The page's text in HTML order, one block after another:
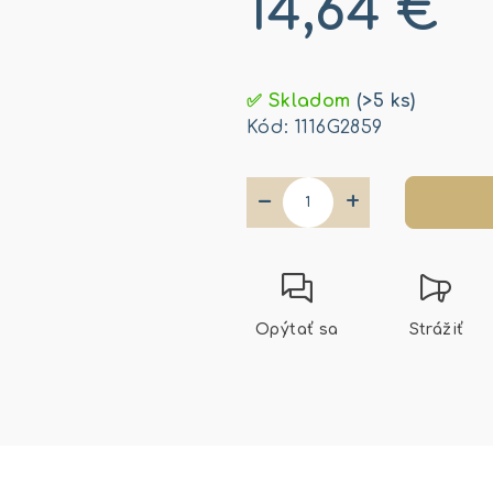
14,64 €
cena:
✅ Skladom (>5 ks)
Kód: 1116G2859
+
−
Opýtať sa Strážiť